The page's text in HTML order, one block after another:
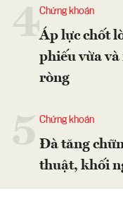
4Chứng khoán
Áp lực chốt
phiếu vừa
ròng
Chứng khoán
Đà tăng
thuật, khối